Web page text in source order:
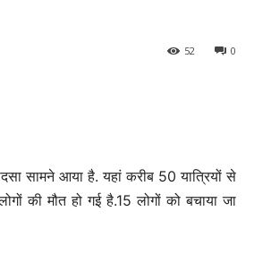
0
52
सामने आया है. यहां करीब 50 यात्रियों से
की मौत हो गई है.15 लोगों को बचाया जा